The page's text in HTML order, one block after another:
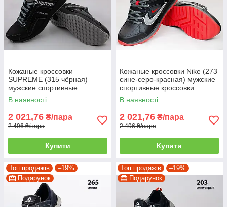
Кожаные кроссовки
SUPREME (315 чёрная)
мужские спортивные
кроссовки шкіряні чоловічі
В наявності
2 021,76 ₴/пара
2 496 ₴/пара
Купити
Кожаные кроссовки Nike (273
сине-серо-красная) мужские
спортивные кроссовки
шкіряні чоловічі
В наявності
2 021,76 ₴/пара
2 496 ₴/пара
Купити
Топ продажів
–19%
Подарунок
Топ продажів
–19%
Подарунок